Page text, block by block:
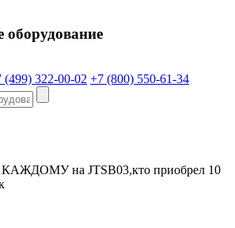
оборудование
(499) 322-00-02 +7 (800) 550-61-34
на JTSB03,кто приобрел 10